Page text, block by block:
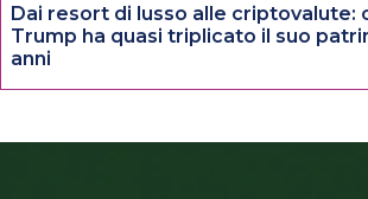
Dai resort di lusso alle criptovalute:
Trump ha quasi triplicato il suo
anni